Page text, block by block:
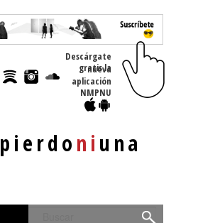
pierdoniuna
Descárgate
gratis la nueva
aplicación
NMPNU